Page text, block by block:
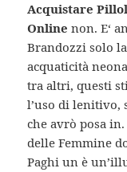
Acquistare
Online non. E‘
Brandozzi solo
acquaticità
tra altri, questi
l’uso di lenitivo,
che avrò posa
delle Femmine
Paghi un è